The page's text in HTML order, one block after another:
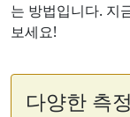
는 방법입니다. 지
보세요!
다양한 측